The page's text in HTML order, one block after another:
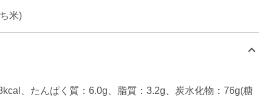
米)
keyboard_arrow_up
、たんぱく質：6.0g、脂質：3.2g、炭水化物：76g(糖